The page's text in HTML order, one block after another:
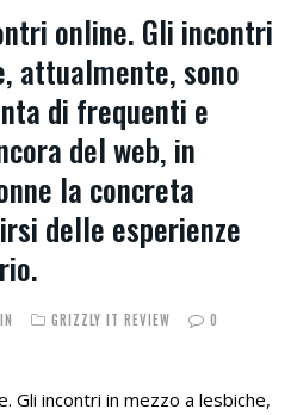
online. Gli incontri
attualmente, sono
di frequenti e
del web, in
la concreta
delle esperienze
GRIZZLY IT REVIEW 0
Gli incontri in mezzo a lesbiche,